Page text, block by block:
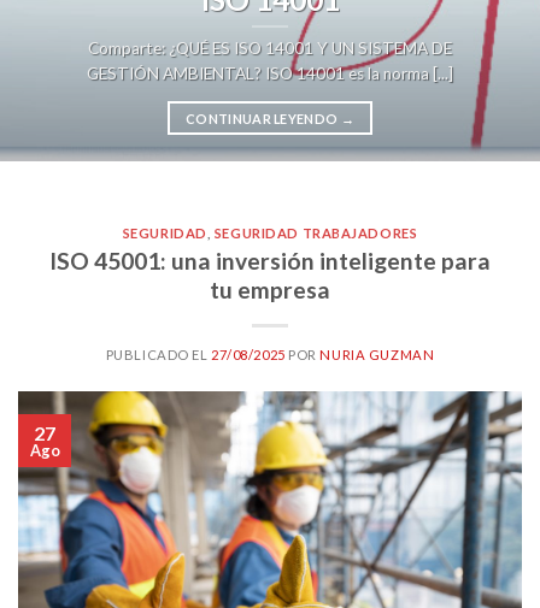
Comparte: ¿QUÉ ES ISO 14001 Y UN SISTEMA DE
GESTIÓN AMBIENTAL? ISO 14001 es la norma [...]
CONTINUAR LEYENDO →
SEGURIDAD SEGURIDAD TRABAJADORES
ISO 45001: una inversión inteligente para
tu empresa
PUBLICADO EL 27/08/2025 PORNURIA GUZMAN
27
Ago